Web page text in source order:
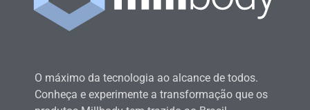
O máximo da tecnologia ao alcance de todos.
Conheça e experimente a transformação que os